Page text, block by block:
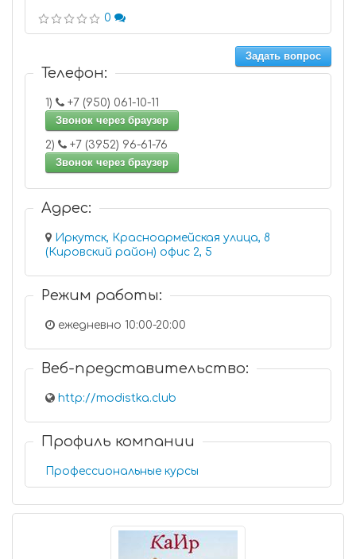
0
Задать вопрос
Телефон:
1)
+7 (950) 061-10-11
Звонок через браузер
2)
+7 (3952) 96-61-76
Звонок через браузер
Адрес:
Иркутск, Красноармейская улица, 8
(Кировский район) офис 2, 5
Режим работы:
ежедневно 10:00-20:00
Веб-представительство:
http://modistka.club
Профиль компании
Профессиональные курсы